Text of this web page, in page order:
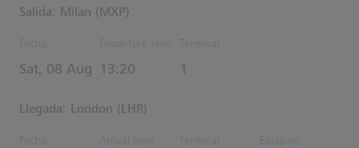
Salida: Milan (MXP)
Sat, 08 Aug Estimated Hora
13:20 1
Llegada: London (LHR)